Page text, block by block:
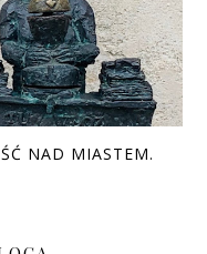
NAD MIASTEM.